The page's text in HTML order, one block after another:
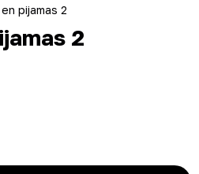
pijamas 2
2